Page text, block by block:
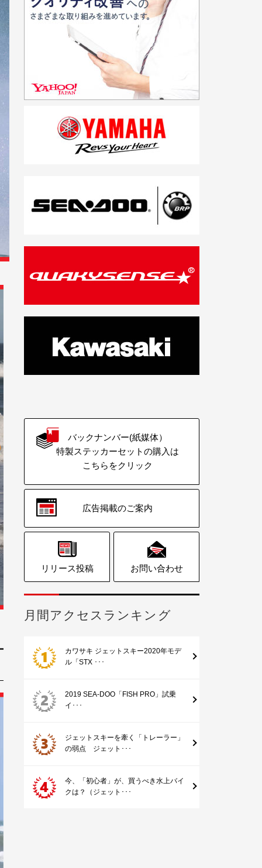
バックナンバー(紙媒体）
特製ステッカーセットの購入は
こちらをクリック
広告掲載のご案内
リリース投稿 お問い合わせ
月間アクセスランキング
カワサキ ジェットスキー2020年モデ
ル「STX ･･･
2019 SEA-DOO「FISH PRO」試乗
イ･･･
ジェットスキーを牽く「トレーラー」
の弱点 ジェット･･･
今、「初心者」が、買うべき水上バイ
クは？（ジェット･･･